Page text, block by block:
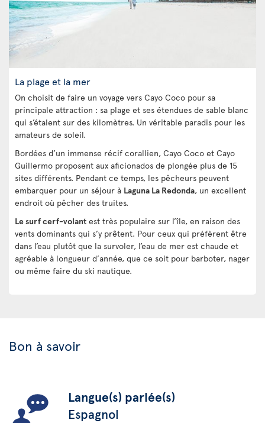
La plage et la mer
On choisit de faire un voyage vers Cayo Coco pour sa
principale attraction : sa plage et ses étendues de sable blanc
qui s’étalent sur des kilomètres. Un véritable paradis pour les
amateurs de soleil.
Bordées d’un immense récif corallien, Cayo Coco et Cayo
Guillermo proposent aux aficionados de plongée plus de 15
sites différents. Pendant ce temps, les pêcheurs peuvent
embarquer pour un séjour à Laguna La Redonda, un excellent
endroit où pêcher des truites.
Le surf cerf-volant est très populaire sur l’île, en raison des
vents dominants qui s’y prêtent. Pour ceux qui préfèrent être
dans l’eau plutôt que la survoler, l’eau de mer est chaude et
agréable à longueur d’année, que ce soit pour barboter, nager
ou même faire du ski nautique.
Bon à savoir
Langue(s) parlée(s)
Espagnol